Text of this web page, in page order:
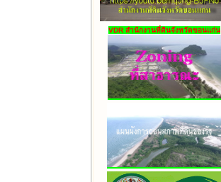
VDR สำนักงานที่ดินจังหวัดขอนแก่น